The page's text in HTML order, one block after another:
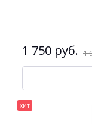
1 750 руб. 1
хит